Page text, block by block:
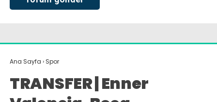
Ana Sayfa › Spor
TRANSFER | Enner